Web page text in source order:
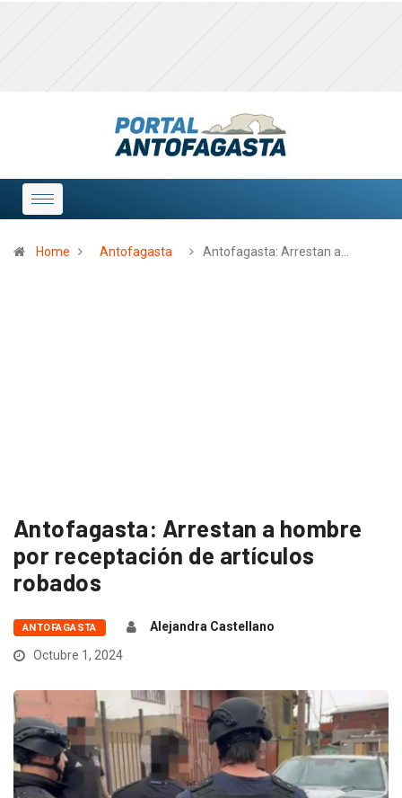
Home Antofagasta Antofagasta: Arrestan a…
Antofagasta: Arrestan a hombre
por receptación de artículos
robados
ANTOFAGASTA
Alejandra Castellano
Octubre 1, 2024